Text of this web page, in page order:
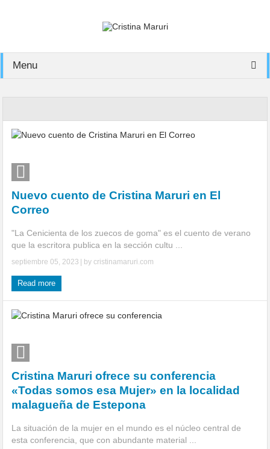
Menu
Nuevo cuento de Cristina Maruri en El
Correo
"La Cenicienta de los zuecos de goma" es el cuento de verano
que la escritora publica en la sección cultu ...
septiembre 05, 2023 | bycristinamaruri.com
Read more
Cristina Maruri ofrece su conferencia
«Todas somos esa Mujer» en la localidad
malagueña de Estepona
La situación de la mujer en el mundo es el núcleo central de
esta conferencia, que con abundante material ...